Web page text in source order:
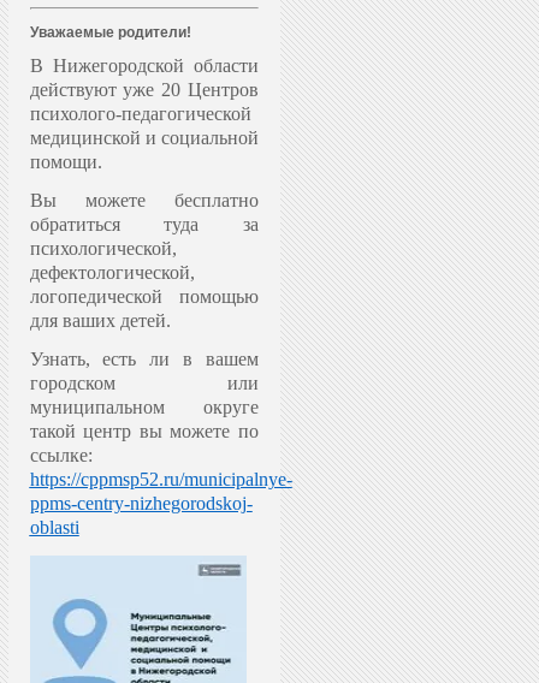
Уважаемые родители!
В Нижегородской области
действуют уже 20 Центров
психолого-педагогической
медицинской и социальной
помощи.
Вы можете бесплатно
обратиться туда за
психологической,
дефектологической,
логопедической помощью
для ваших детей.
Узнать, есть ли в вашем
городском или
муниципальном округе
такой центр вы можете по
ссылке:
https://cppmsp52.ru/municipalnye-
ppms-centry-nizhegorodskoj-
oblasti